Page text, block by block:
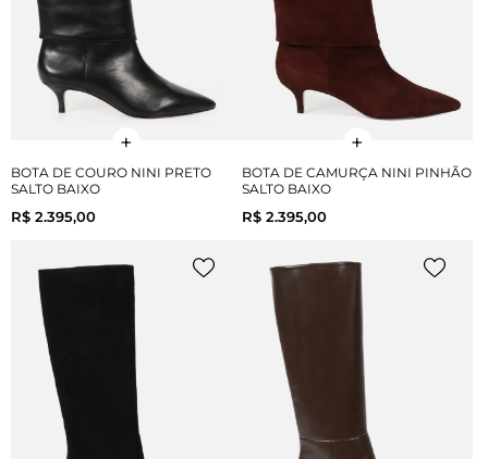
BOTA DE COURO NINI PRETO
SALTO BAIXO
R$ 2.395,00
BOTA DE CAMURÇA NINI PINHÃO
SALTO BAIXO
R$ 2.395,00